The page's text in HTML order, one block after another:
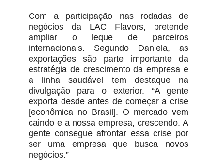
Com a participação nas rodadas de
negócios da LAC Flavors, pretende
ampliar o leque de parceiros
internacionais. Segundo Daniela, as
exportações são parte importante da
estratégia de crescimento da empresa e
a linha saudável tem destaque na
divulgação para o exterior. “A gente
exporta desde antes de começar a crise
[econômica no Brasil]. O mercado vem
caindo e a nossa empresa, crescendo. A
gente consegue afrontar essa crise por
ser uma empresa que busca novos
negócios.”